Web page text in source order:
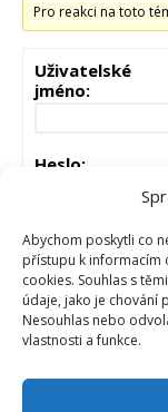
Abychom poskytli co
přístupu k informacím
cookies. Souhlas s
údaje, jako je chování
Nesouhlas nebo
vlastnosti a funkce.
Pro reakci na toto
Uživatelské
jméno:
Heslo:
Zůstat
PŘIHLÁSIT